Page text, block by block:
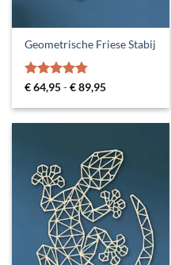
Geometrische Friese Stabij
Gewaardeerd
€64,95-€89,95Prijsklasse:
tot